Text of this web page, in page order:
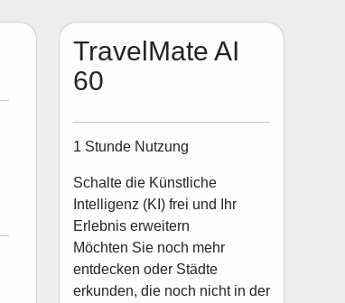
TravelMate AI
60
1 Stunde Nutzung
Schalte die Künstliche
Intelligenz (KI) frei und Ihr
Erlebnis erweitern
Möchten Sie noch mehr
entdecken oder Städte
erkunden, die noch nicht in der